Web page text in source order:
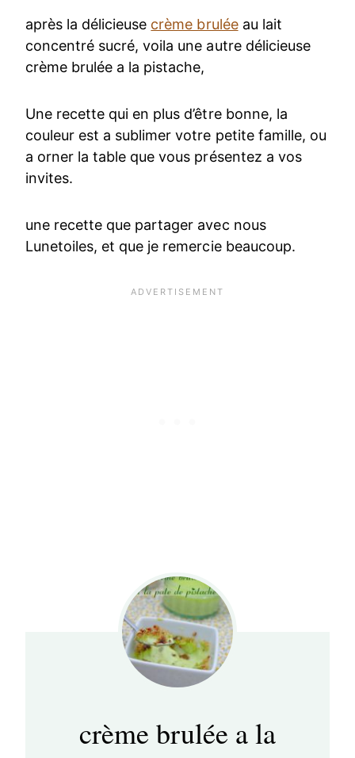
après la délicieuse crème bruléeau lait
concentré sucré, voila une autre délicieuse
crème brulée a la pistache,
Une recette qui en plus d’être bonne, la
couleur est a sublimer votre petite famille, ou
a orner la table que vous présentez a vos
invites.
une recette que partager avec nous
Lunetoiles, et que je remercie beaucoup.
crème brulée a la